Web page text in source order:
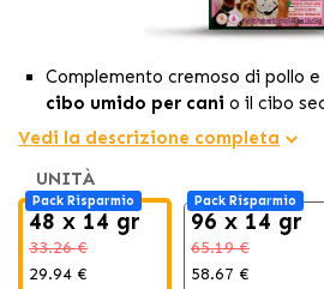
Complemento cremoso di pollo
cibo umido per cani o il cibo
Consistenza morbida in purea
palatabilità
Formula senza cereali né
comecibo umido per cane
Vedi la descrizione completa
UNITÀ
Pack Risparmio
48 x 14 gr
33.26 €
29.94 €
Pack Risparmio
96 x 14 gr
65.19 €
58.67 €